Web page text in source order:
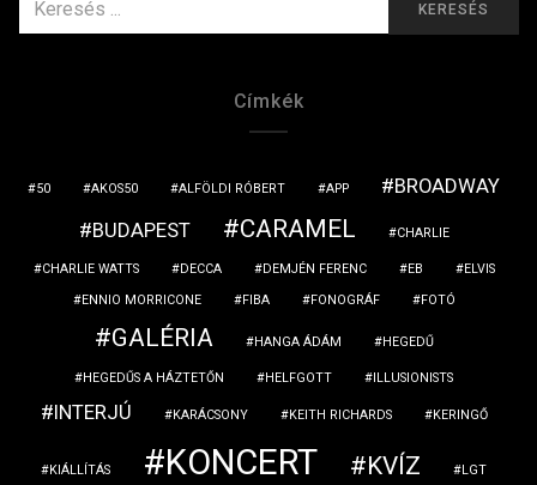
ERRE:
KERESÉS
Címkék
50 AKOS50 ALFÖLDI RÓBERT APP
BROADWAY
BUDAPEST
CARAMEL CHARLIE
CHARLIE WATTS DECCA DEMJÉN FERENC EB
ELVIS
ENNIO MORRICONE
FIBA FONOGRÁF FOTÓ
GALÉRIA HANGA ÁDÁM HEGEDŰ
HEGEDŰS A HÁZTETŐN HELFGOTT ILLUSIONISTS
INTERJÚ KARÁCSONY KEITH RICHARDS KERINGŐ
KIÁLLÍTÁS KONCERT KVÍZ LGT